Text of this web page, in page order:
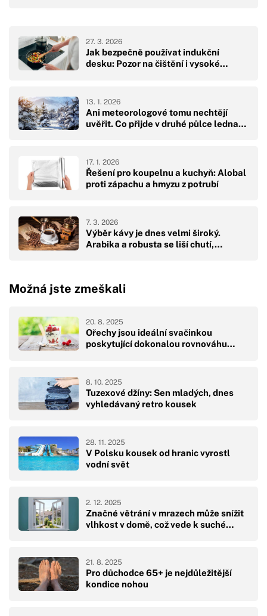
Jak bezpečně používat indukční
desku: Pozor na čištění i vysoké…
27. 3. 2026
Ani meteorologové tomu nechtějí
uvěřit. Co přijde v druhé půlce ledna…
13. 1. 2026
Řešení pro koupelnu a kuchyň: Alobal
proti zápachu a hmyzu z potrubí
17. 1. 2026
Výběr kávy je dnes velmi široký.
Arabika a robusta se liší chutí,…
7. 3. 2026
Možná jste zmeškali
Ořechy jsou ideální svačinkou
poskytující dokonalou rovnováhu…
20. 8. 2025
Tuzexové džíny: Sen mladých, dnes
vyhledávaný retro kousek
8. 10. 2025
V Polsku kousek od hranic vyrostl
vodní svět
28. 11. 2025
Značné větrání v mrazech může snížit
vlhkost v domě, což vede k suché…
2. 12. 2025
Pro důchodce 65+ je nejdůležitější
kondice nohou
21. 8. 2025